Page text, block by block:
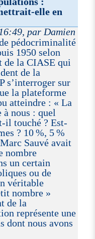
elle en
par Damien
pédocriminalité
1950 selon
de la CIASE qui
de la
s’interroger sur
la plateforme
atteindre : « La
à nous : quel
il touché ? Est-
? 10 %, 5 %
Sauvé avait
nombre
un certain
ou de
véritable
nombre »
de la
représente une
dont nous avons